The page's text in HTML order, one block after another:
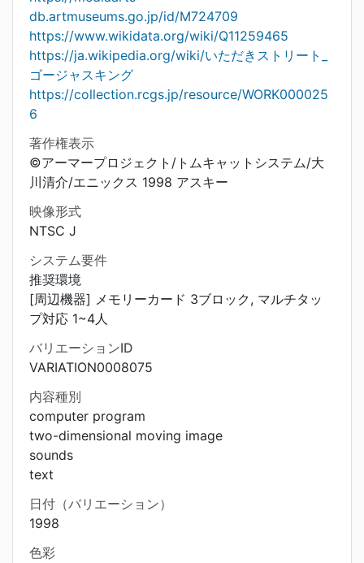
db.artmuseums.go.jp/id/M724709
https://www.wikidata.org/wiki/Q11259465
https://ja.wikipedia.org/wiki/いただきストリート_
ゴージャスキング
https://collection.rcgs.jp/resource/WORK000025
6
著作権表示
©アーマープロジェクト/トムキャットシステム/大
川清介/エニックス 1998 アスキー
映像形式
NTSC J
システム要件
推奨環境
[周辺機器] メモリーカード 3ブロック, マルチタッ
プ対応 1~4人
バリエーションID
VARIATION0008075
内容種別
computer program
two-dimensional moving image
sounds
text
日付（バリエーション）
1998
色彩